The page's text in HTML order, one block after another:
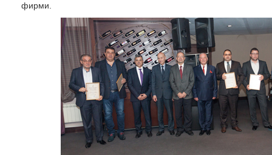
фирми.